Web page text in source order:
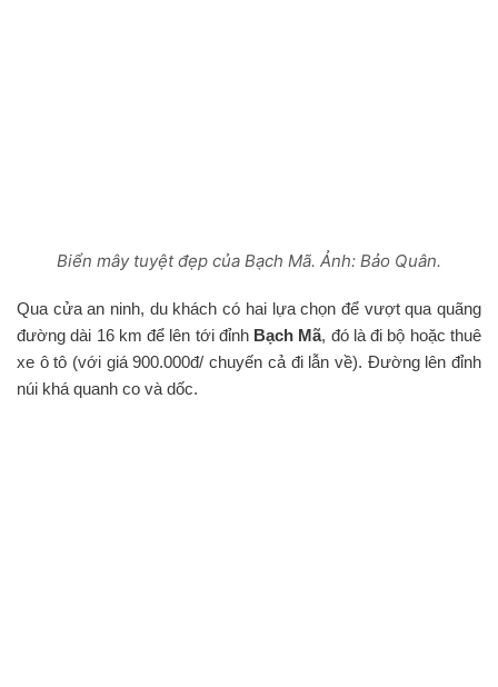
Biển mây tuyệt đẹp của Bạch Mã. Ảnh: Bảo Quân.
Qua cửa an ninh, du khách có hai lựa chọn để vượt qua quãng
đường dài 16 km để lên tới đỉnhBạch Mã, đó là đi bộ hoặc thuê
xe ô tô (với giá 900.000đ/ chuyến cả đi lẫn về). Đường lên đỉnh
núi khá quanh co và dốc.